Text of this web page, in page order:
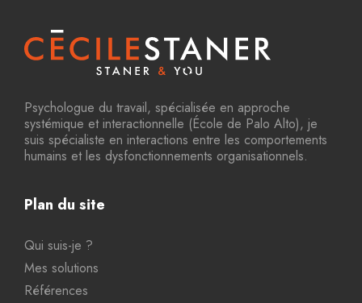
Psychologue du travail, spécialisée en approche
systémique et interactionnelle (École de Palo Alto), je
suis spécialiste en interactions entre les comportements
humains et les dysfonctionnements organisationnels.
Plan du site
Qui suis-je ?
Mes solutions
Références